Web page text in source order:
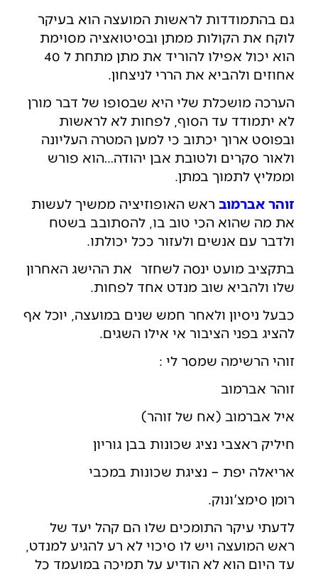
גם בהתמודדות לראשות המועצה הוא בעיקר
לוקח את הקולות ממתן ובסיטואציה מסוימת
הוא יכול אפילו להוריד את מתן מתחת ל 40
אחוזים ולהביא את הררי לניצחון.
הערכה מושכלת שלי היא שבסופו של דבר מורן
לא יתמודד עד הסוף, לפחות לא לראשות
ובפוסט ארוך יכתוב כי למען המטרה העליונה
ולאור סקרים ולטובת אבן יהודה…הוא פורש
וממליץ לתמוך במתן.
זוהר אברמוב ראש האופוזיציה ממשיך לעשות
את מה שהוא הכי טוב בו, להסתובב בשטח
ולדבר עם אנשים ולעזור ככל יכולתו.
בתקציב מועט ינסה לשחזר את ההישג האחרון
שלו ולהביא שוב מנדט אחד לפחות.
כבעל ניסיון ולאחר חמש שנים במועצה, יוכל אף
להציג בפני הציבור אי אילו השגים.
זוהי הרשימה שמסר לי :
זוהר אברמוב
איל אברמוב (אח של זוהר)
חיליק ראצבי נציג שכונות בבן גוריון
אריאלה יפת – נציגת שכונות במכבי
רומן סימצ'ונוק.
לדעתי עיקר התומכים שלו הם קהל יעד של
ראש המועצה ויש לו סיכוי לא רע להגיע למנדט,
עד היום הוא לא הודיע על תמיכה במועמד כל